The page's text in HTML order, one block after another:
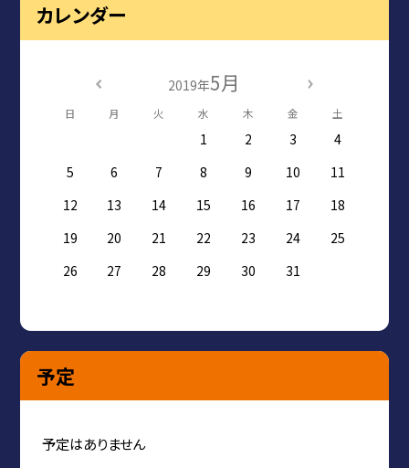
カレンダー
2019年5月
日 月 火 水 木 金 土
1 2 3
4
5
6 7 8 9 10
11
12
13 14 15 16 17
18
19
20 21 22 23 24
25
26
27 28 29 30 31
予定
予定はありません